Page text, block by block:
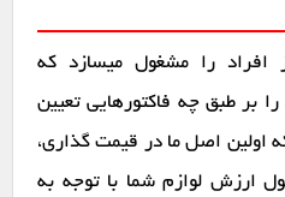
را مشغول میسازد که
بر طبق چه فاکتورهایی تعیین
اولین اصل ما در قیمت گذاری،
ارزش لوازم شما با توجه به